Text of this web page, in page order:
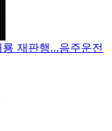
재판행…음주운전